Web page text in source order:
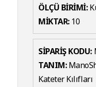
ÖLÇÜ BİRİMİ:
MİKTAR:10
SİPARİŞ KODU:
TANIM:
Kateter Kılıfları